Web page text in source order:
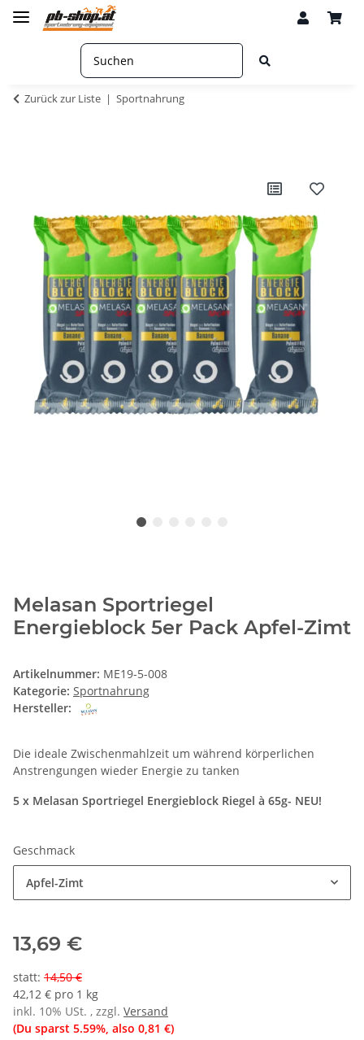
Zurück zur Liste Sportnahrung
Melasan Sportriegel
Energieblock 5er Pack Apfel-Zimt
Artikelnummer: ME19-5-008
Kategorie: Sportnahrung
Hersteller:
Die ideale Zwischenmahlzeit um während körperlichen
Anstrengungen wieder Energie zu tanken
5 x Melasan Sportriegel Energieblock Riegel à 65g- NEU!
Geschmack
Apfel-Zimt
13,69 €
statt: 14,50 €
42,12 € pro 1 kg
inkl. 10% USt. , zzgl. Versand
(Du sparst 5.59%, also 0,81 €)